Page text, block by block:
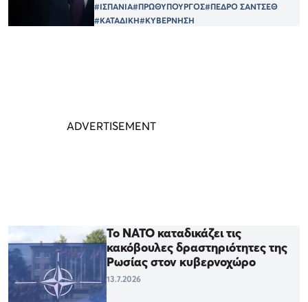
#ΙΣΠΑΝΙΑ#ΠΡΩΘΥΠΟΥΡΓΟΣ#ΠΕΔΡΟ ΣΑΝΤΣΕΘ
#ΚΑΤΑΔΙΚΗ#ΚΥΒΕΡΝΗΣΗ
Το ΝΑΤΟ καταδικάζει τις
κακόβουλες δραστηριότητες της
Ρωσίας στον κυβερνοχώρο
13.7.2026